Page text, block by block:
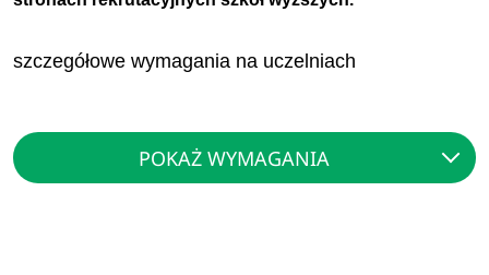
szczegółowe wymagania na uczelniach
POKAŻ WYMAGANIA